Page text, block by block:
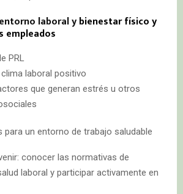
laboral ybienestar físico y
empleados
PRL
laboral positivo
que generan estrés u otros
para un entorno de trabajo saludable
conocer las normativas de
laboral y participar activamente en